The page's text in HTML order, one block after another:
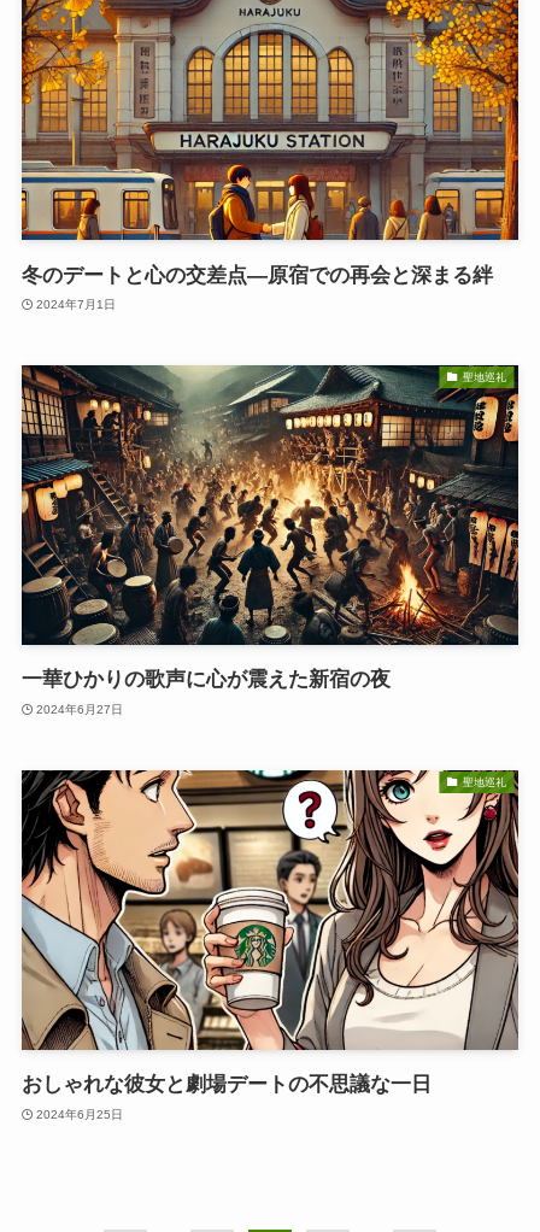
冬のデートと心の交差点—原宿での再会と深まる絆
2024年7月1日
聖地巡礼
一華ひかりの歌声に心が震えた新宿の夜
2024年6月27日
聖地巡礼
おしゃれな彼女と劇場デートの不思議な一日
2024年6月25日